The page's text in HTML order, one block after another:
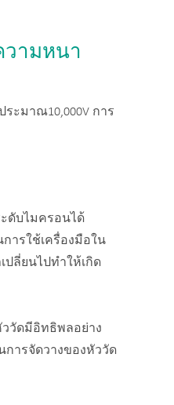
วามหนา
ะมาณ10,000V การ
ดับไมครอนได้
ารใช้เครื่องมือใน
ปลี่ยนไปทำให้เกิด
วัดมีอิทธิพลอย่าง
การจัดวางของหัววัด